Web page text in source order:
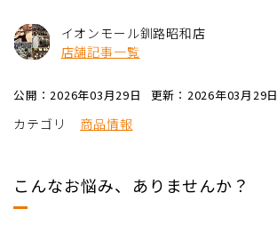
イオンモール釧路昭和店
店舗記事一覧
公開：2026年03月29日 更新：2026年03月29日
カテゴリ 商品情報
こんなお悩み、ありませんか？